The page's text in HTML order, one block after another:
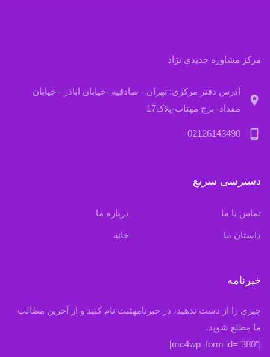
مرکز مشاوره جدیدی نژاد
location_on
آدرس دفتر مرکزی: تهران - صادقیه -خیابان اباذر - خیابان
مقداد- برج مهتاب-پلاک17
phone_android
02126143490
دسترسی سریع
تماس با ما درباره ما
داستان ما خانه
خبرنامه
چیزی را از دست ندهید، در خبرنامهثبت نام کنید و از آخرین مطالب
ما مطلع شوید.
[mc4wp_form id=”380″]